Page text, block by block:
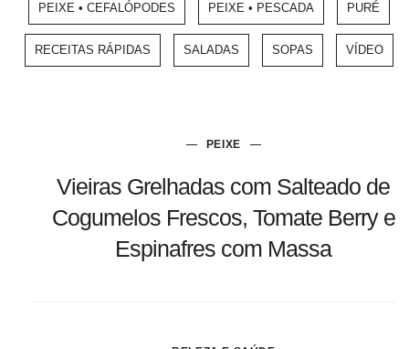
PEIXE • CEFALÓPODES PEIXE • PESCADA PURÉ
RECEITAS RÁPIDAS SALADAS SOPAS VÍDEO
PEIXE
Vieiras Grelhadas com Salteado de
Cogumelos Frescos, Tomate Berry e
Espinafres com Massa